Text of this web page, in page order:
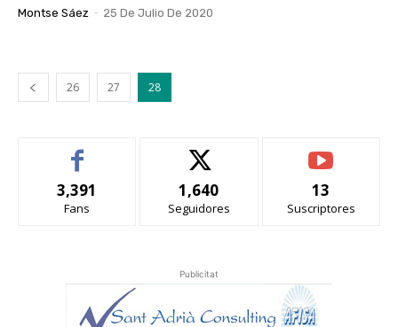
Montse Sáez - 25 De Julio De 2020
26 27 28
3,391
Fans
1,640
Seguidores
13
Suscriptores
Publicitat